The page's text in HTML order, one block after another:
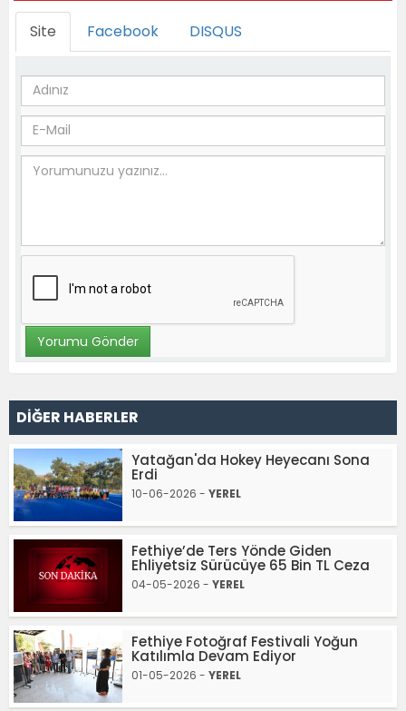
Site Facebook DISQUS
DİĞER HABERLER
Yatağan'da Hokey Heyecanı Sona
Erdi
10-06-2026 - YEREL
Fethiye’de Ters Yönde Giden
Ehliyetsiz Sürücüye 65 Bin TL Ceza
04-05-2026 - YEREL
Fethiye Fotoğraf Festivali Yoğun
Katılımla Devam Ediyor
01-05-2026 - YEREL